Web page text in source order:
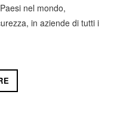
nel mondo,
in aziende di tutti i